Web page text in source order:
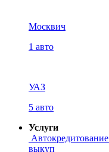
Москвич
1 авто
УАЗ
5 авто
Услуги
Автокредитование
выкуп